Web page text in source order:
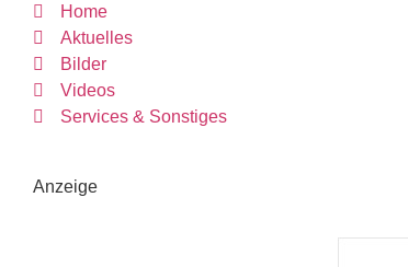
Home
Aktuelles
Bilder
Videos
Services & Sonstiges
Anzeige